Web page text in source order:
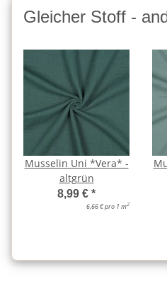
Gleicher Stoff -
Musselin Uni *Vera* -
altgrün
8,99 € *
6,66 € pro 1 m2